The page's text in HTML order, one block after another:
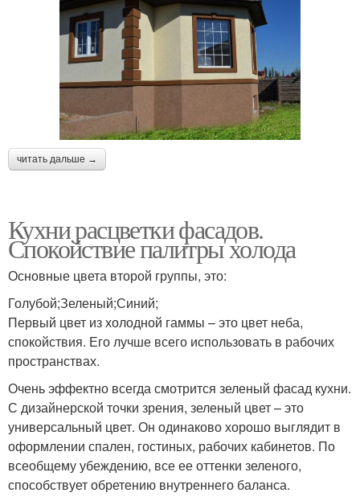
читать дальше →
Кухни расцветки фасадов.
Спокойствие палитры холода
Основные цвета второй группы, это:
Голубой;Зеленый;Синий;
Первый цвет из холодной гаммы – это цвет неба,
спокойствия. Его лучше всего использовать в рабочих
пространствах.
Очень эффектно всегда смотрится зеленый фасад кухни.
С дизайнерской точки зрения, зеленый цвет – это
универсальный цвет. Он одинаково хорошо выглядит в
оформлении спален, гостиных, рабочих кабинетов. По
всеобщему убеждению, все ее оттенки зеленого,
способствует обретению внутреннего баланса.